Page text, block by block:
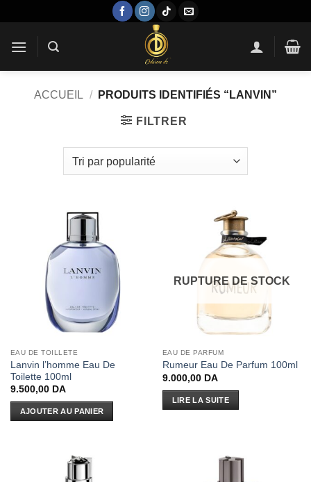
contenu
ACCUEIL / PRODUITS IDENTIFIÉS “LANVIN”
FILTRER
EAU DE TOILLETE
Lanvin l’homme Eau De
Toilette 100ml
9.500,00 DA
AJOUTER AU PANIER
RUPTURE DE STOCK
EAU DE PARFUM
Rumeur Eau De Parfum 100ml
9.000,00 DA
LIRE LA SUITE